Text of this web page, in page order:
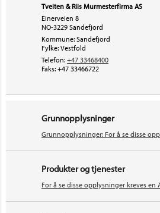
Tveiten & Riis Murmesterfirma AS
Einerveien 8
NO-3229 Sandefjord
Kommune: Sandefjord
Fylke: Vestfold
Telefon: +47 33468400
Faks: +47 33466722
Grunnopplysninger
Grunnopplysninger: For å se disse
Produkter og tjenester
For å se disse opplysninger kreves en